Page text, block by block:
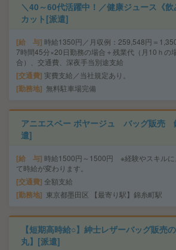
＼40～60代活躍中！／健康ジュース《
カット[派遣]
給 与 時給1350円／月収例：259,548円＝
7時間45分×20日勤務の場合＋残業代（月10ｈの
合）、交通費、深夜手当別途支給
交通費 実費支給／当社規定あり。
勤務地 無料駐車場完備
アニエスベー ボヤージュ バッグ販売
遣]
給 与 時給1500円～1500円 ※経験やスキルに
て時給が変わります。
交通費 全額支給
勤務地 東京都墨田区 【最寄り駅】錦糸町駅
【短期高時給○】紳士レザーバッグ販売
丸】[派遣]